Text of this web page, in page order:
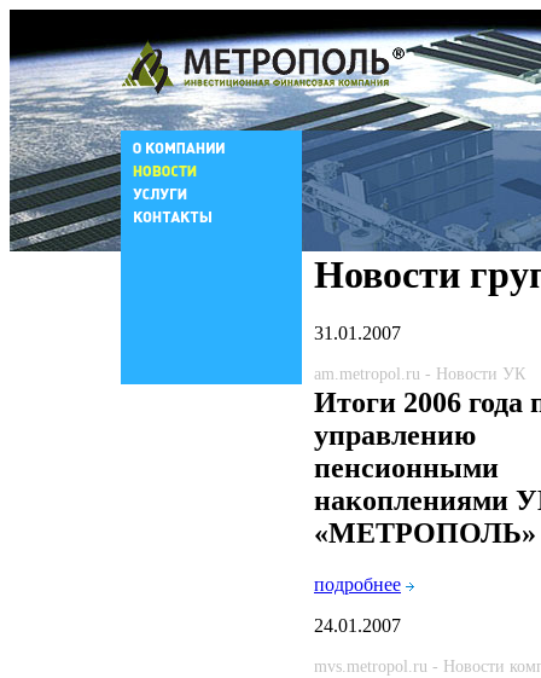
Новости
31.01.2007
am.metropol.ru - Новости УК
Итоги 2006 года
управлению
пенсионными
накоплениями
«МЕТРОПОЛЬ»
подробнее
24.01.2007
mvs.metropol.ru - Новости